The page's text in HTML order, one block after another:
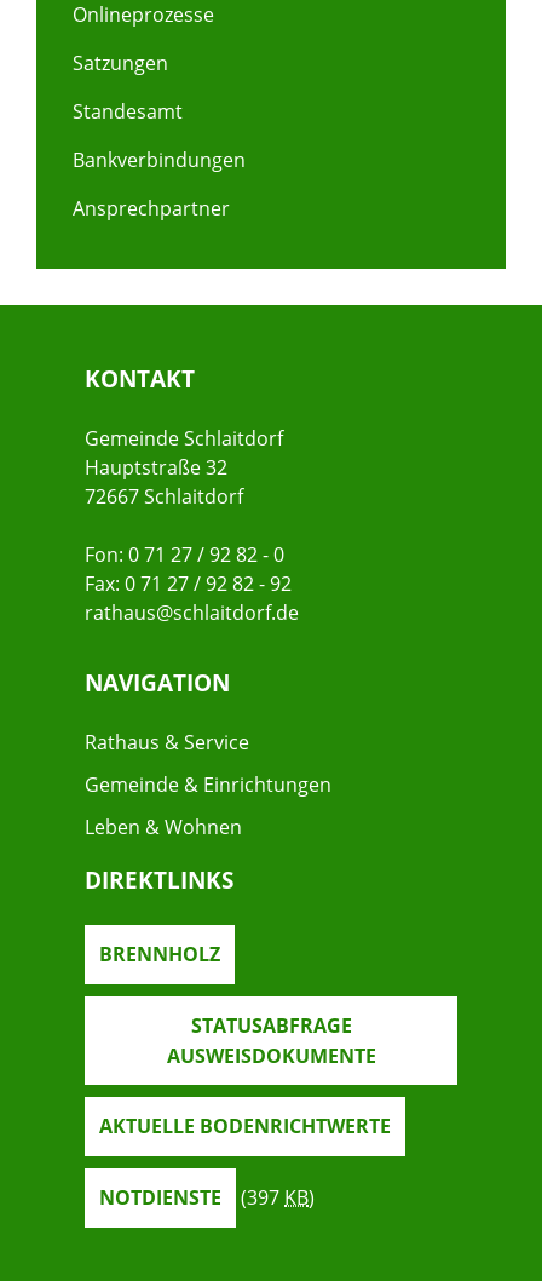
Onlineprozesse
Satzungen
Standesamt
Bankverbindungen
Ansprechpartner
KONTAKT
Gemeinde Schlaitdorf
Hauptstraße 32
72667 Schlaitdorf
Fon: 0 71 27 / 92 82 - 0
Fax: 0 71 27 / 92 82 - 92
rathaus@schlaitdorf.de
NAVIGATION
Rathaus & Service
Gemeinde & Einrichtungen
Leben & Wohnen
DIREKTLINKS
BRENNHOLZ
STATUSABFRAGE
AUSWEISDOKUMENTE
AKTUELLE BODENRICHTWERTE
NOTDIENSTE (397 KB)